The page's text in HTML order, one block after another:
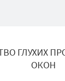
ГЛУХИХ
ОКОН